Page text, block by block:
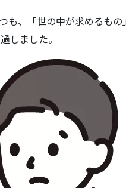
も、「世の中が求めるも
しました。